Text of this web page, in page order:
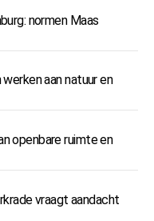
normen Maas
aan natuur en
openbare ruimte en
vraagt aandacht